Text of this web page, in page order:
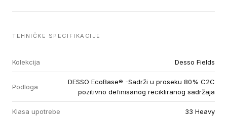
TEHNIČKE SPECIFIKACIJE
Kolekcija Desso Fields
Podloga
DESSO EcoBase® -Sadrži u proseku 80% C2C
pozitivno definisanog recikliranog sadržaja
Klasa upotrebe 33 Heavy